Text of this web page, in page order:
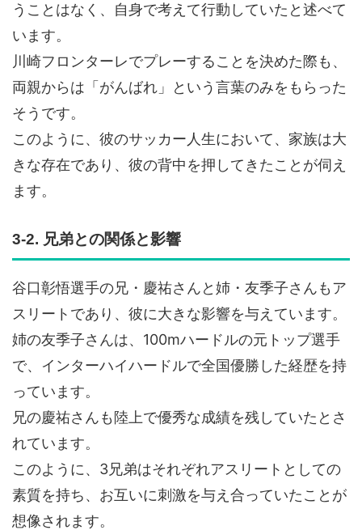
うことはなく、自身で考えて行動していたと述べて
います。
川崎フロンターレでプレーすることを決めた際も、
両親からは「がんばれ」という言葉のみをもらった
そうです。
このように、彼のサッカー人生において、家族は大
きな存在であり、彼の背中を押してきたことが伺え
ます。
3-2. 兄弟との関係と影響
谷口彰悟選手の兄・慶祐さんと姉・友季子さんもア
スリートであり、彼に大きな影響を与えています。
姉の友季子さんは、100mハードルの元トップ選手
で、インターハイハードルで全国優勝した経歴を持
っています。
兄の慶祐さんも陸上で優秀な成績を残していたとさ
れています。
このように、3兄弟はそれぞれアスリートとしての
素質を持ち、お互いに刺激を与え合っていたことが
想像されます。